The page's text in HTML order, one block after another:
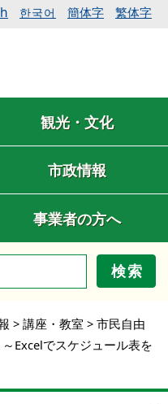
한국어 簡体字 繁体字
観光・文化
市政情報
事業者の方へ
検索
> 講座・教室 > 市民自由
Excelでスケジュール表を